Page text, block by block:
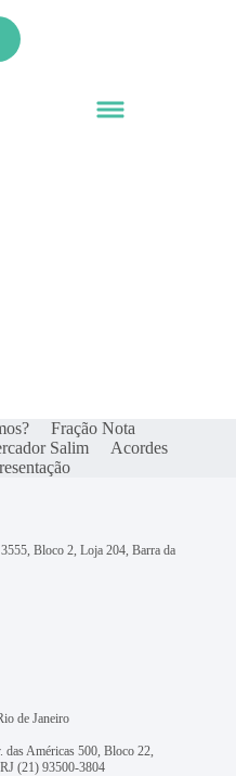
Fração Nota
Salim
Acordes
Bloco 2, Loja 204, Barra da
de Janeiro
Américas 500, Bloco 22,
(21) 93500-3804